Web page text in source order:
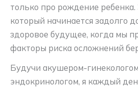
только про рождение ребенка.
который начинается задолго
здоровое будущее, когда мы
факторы риска осложнений
Будучи акушером-
эндокринологом, я каждый